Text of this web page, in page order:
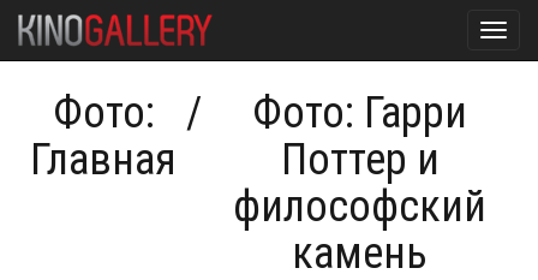
Фото:
Главная
/
Фото: Гарри
Поттер и
философский
камень